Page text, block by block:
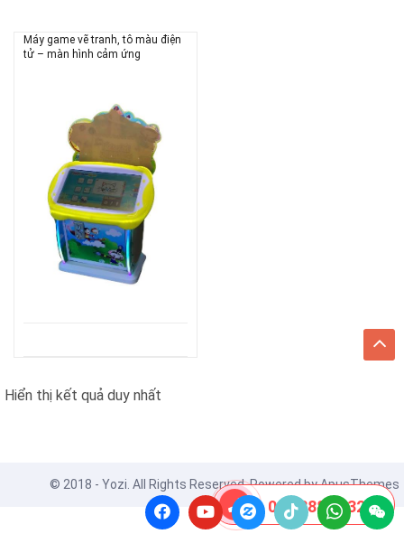
Máy game vẽ tranh, tô màu điện
tử – màn hình cảm ứng
Hiển thị kết quả duy nhất
© 2018 - Yozi. All Rights Reserved. Powered byApusThemes
08 8888 0532